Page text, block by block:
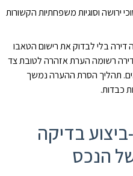
ירושה וסוגיות משפחתיות הקשורות
בלי לבדוק את רישום הטאבו
רשומה הערת אזהרה לטובת צד
תהליך הסרת ההערה נמשך
כבדות.
3: אי-ביצוע בדיקה
הנכס